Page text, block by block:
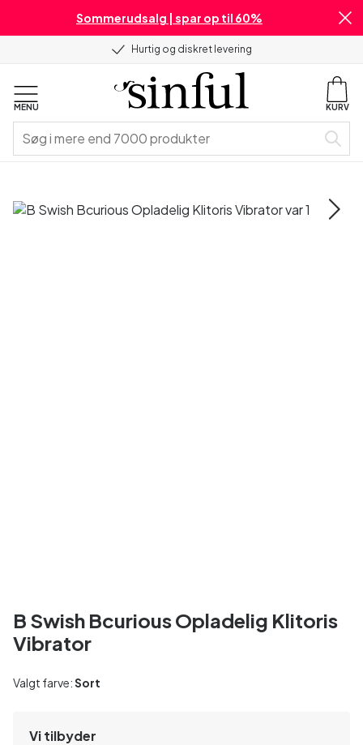
Sommerudsalg | spar op til 60%
Hurtig og diskret levering
MENU KURV
B Swish Bcurious Opladelig Klitoris
Vibrator
Valgt farve:Sort
Vi tilbyder